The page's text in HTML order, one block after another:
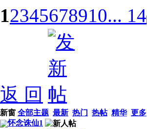
12345678910... 14
返 回
新窗 全部主题 最新 热门 热帖 精华 更多
怀念诛仙1